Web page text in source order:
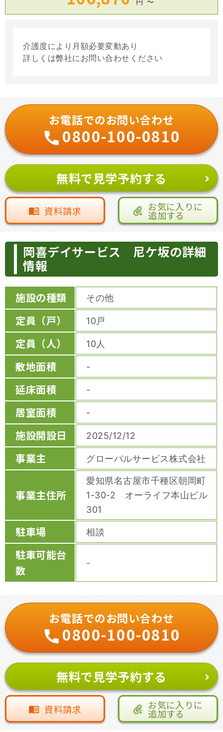
介護度により月額必要変動あり
詳しくは弊社にお問い合わせください
お電話でのお問い合わせ
0800-100-0810
無料で見学予約する
資料請求 お気に入りに
追加する
岡喜デイサービス 尼ケ坂の詳細
情報
施設の種類 その他
定員（戸） 10戸
定員（人） 10人
敷地面積 -
延床面積 -
居室面積 -
施設開設日 2025/12/12
事業主 グローバルサービス株式会社
事業主住所
愛知県名古屋市千種区朝岡町
1-30-2 オーライフ本山ビル
301
駐車場 相談
駐車可能台
数
-
お電話でのお問い合わせ
0800-100-0810
無料で見学予約する
資料請求 お気に入りに
追加する